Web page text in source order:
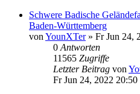
Schwere Badische
Baden-Württemberg
von YounXTer» Fr Jun 24,
0 Antworten
11565 Zugriffe
Letzter Beitrag von
Fr Jun 24, 2022 20:50